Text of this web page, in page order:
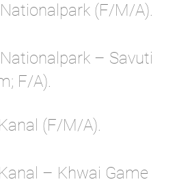
(F/M/A).
– Savuti
F/A).
(F/M/A).
– Khwai Game